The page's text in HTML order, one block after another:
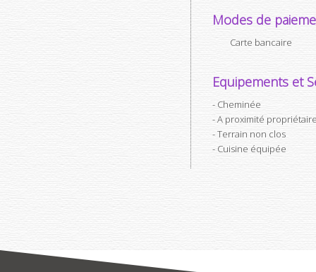
Modes de
Carte bancaire
Equipements et
Cheminée
A proximité
Terrain non clos
Cuisine équipée